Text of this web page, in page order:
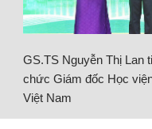
GS.TS Nguyễn Thị Lan
chức Giám đốc Học
Việt Nam